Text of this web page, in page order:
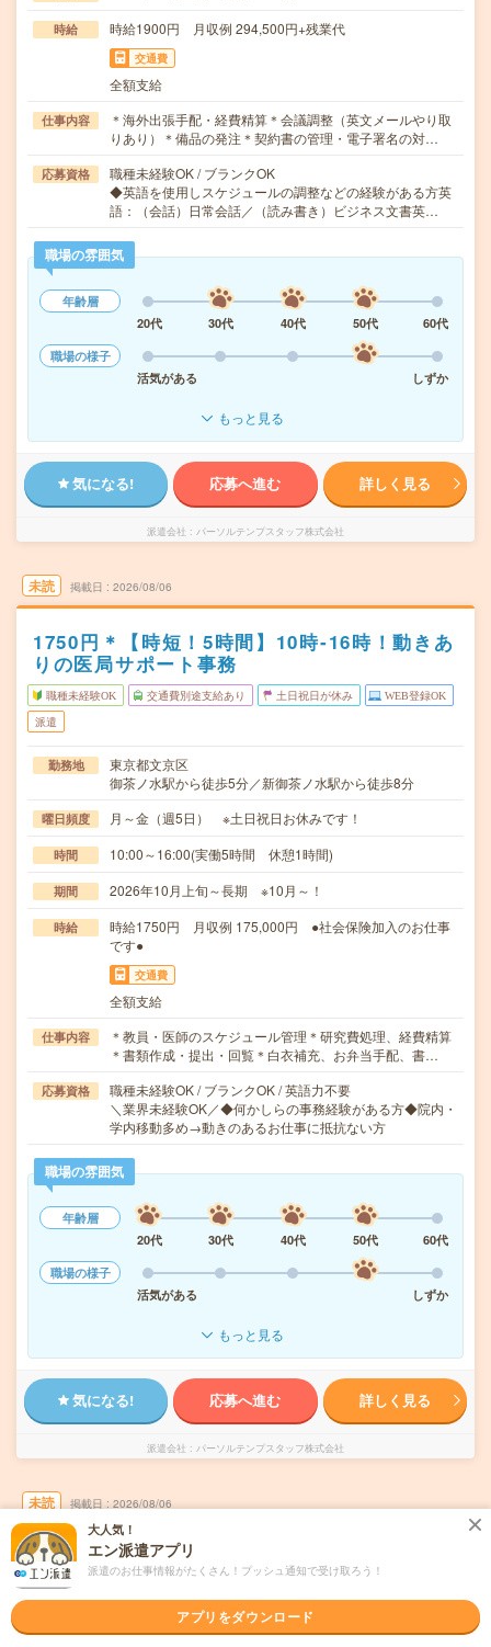
時給 時給1900円 月収例 294,500円+残業代
交通費
全額支給
仕事内容
＊海外出張手配・経費精算＊会議調整（英文メールやり取
りあり）＊備品の発注＊契約書の管理・電子署名の対…
応募資格
職種未経験OK / ブランクOK
◆英語を使用しスケジュールの調整などの経験がある方英
語：（会話）日常会話／（読み書き）ビジネス文書英…
職場の雰囲気
年齢層
20代
30代 40代 50代
60代
職場の様子
活気がある
しずか
もっと見る
気になる! 応募へ進む 詳しく見る
派遣会社 パーソルテンプスタッフ株式会社
未読 掲載日 2026/08/06
1750円＊【時短！5時間】10時‐16時！動きあ
りの医局サポート事務
職種未経験OK 交通費別途支給あり 土日祝日が休み WEB登録OK
派遣
勤務地
東京都文京区
御茶ノ水駅から徒歩5分／新御茶ノ水駅から徒歩8分
曜日頻度 月～金（週5日） ※土日祝日お休みです！
時間 10:00～16:00(実働5時間 休憩1時間)
期間 2026年10月上旬～長期 ※10月～！
時給
時給1750円 月収例 175,000円 ●社会保険加入のお仕事
です●
交通費
全額支給
仕事内容
＊教員・医師のスケジュール管理＊研究費処理、経費精算
＊書類作成・提出・回覧＊白衣補充、お弁当手配、書…
応募資格
職種未経験OK / ブランクOK / 英語力不要
＼業界未経験OK／◆何かしらの事務経験がある方◆院内・
学内移動多め→動きのあるお仕事に抵抗ない方
職場の雰囲気
年齢層
20代
30代 40代 50代
60代
職場の様子
活気がある
しずか
もっと見る
気になる! 応募へ進む 詳しく見る
派遣会社 パーソルテンプスタッフ株式会社
未読 掲載日 2026/08/06
時給1850円＊＼秘書未経験OK／紹介予定派
遣×正社員が目指せる！＠六本木
交通費別途支給あり 土日祝日が休み
在宅・リモート WEB登録OK 正社員への紹介予定派遣
大人気！
エン派遣アプリ
派遣のお仕事情報がたくさん！プッシュ通知で受け取ろう！
アプリをダウンロード